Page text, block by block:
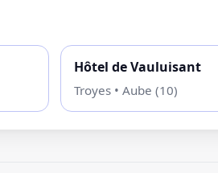
Hôtel de Vauluisant
Troyes • Aube (10)